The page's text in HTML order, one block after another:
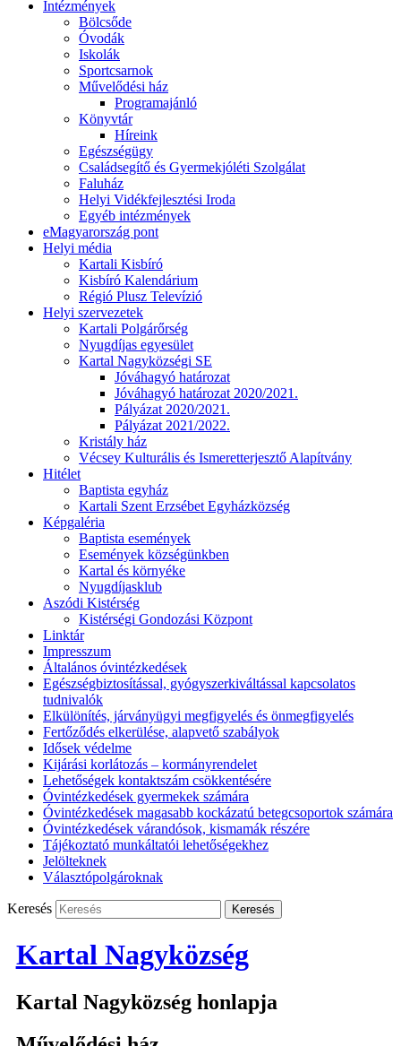
Intézmények
Bölcsőde
Óvodák
Iskolák
Sportcsarnok
Művelődési ház
Programajánló
Könyvtár
Híreink
Egészségügy
Családsegítő és Gyermekjóléti Szolgálat
Faluház
Helyi Vidékfejlesztési Iroda
Egyéb intézmények
eMagyarország pont
Helyi média
Kartali Kisbíró
Kisbíró Kalendárium
Régió Plusz Televízió
Helyi szervezetek
Kartali Polgárőrség
Nyugdíjas egyesület
Kartal Nagyközségi SE
Jóváhagyó határozat
Jóváhagyó határozat 2020/2021.
Pályázat 2020/2021.
Pályázat 2021/2022.
Kristály ház
Vécsey Kulturális és Ismeretterjesztő Alapítvány
Hitélet
Baptista egyház
Kartali Szent Erzsébet Egyházközség
Képgaléria
Baptista események
Események községünkben
Kartal és környéke
Nyugdíjasklub
Aszódi Kistérség
Kistérségi Gondozási Központ
Linktár
Impresszum
Általános óvintézkedések
Egészségbiztosítással, gyógyszerkiváltással kapcsolatos
tudnivalók
Elkülönítés, járványügyi megfigyelés és önmegfigyelés
Fertőződés elkerülése, alapvető szabályok
Idősek védelme
Kijárási korlátozás – kormányrendelet
Lehetőségek kontaktszám csökkentésére
Óvintézkedések gyermekek számára
Óvintézkedések magasabb kockázatú betegcsoportok számára
Óvintézkedések várandósok, kismamák részére
Tájékoztató munkáltatói lehetőségekhez
Jelölteknek
Választópolgároknak
Keresés
Kartal Nagyközség
Kartal Nagyközség honlapja